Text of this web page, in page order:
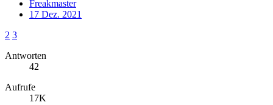
Freakmaster
17 Dez. 2021
2 3
Antworten
42
Aufrufe
17K